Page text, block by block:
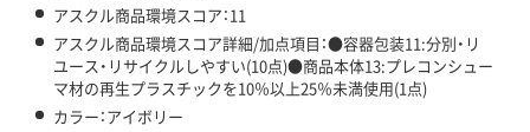
アスクル商品環境スコア：11
アスクル商品環境スコア詳細/加点項目：●容器包装11:分別・リ
ユース・リサイクルしやすい(10点)●商品本体13:プレコンシュー
マ材の再生プラスチックを10％以上25％未満使用(1点)
カラー：アイボリー